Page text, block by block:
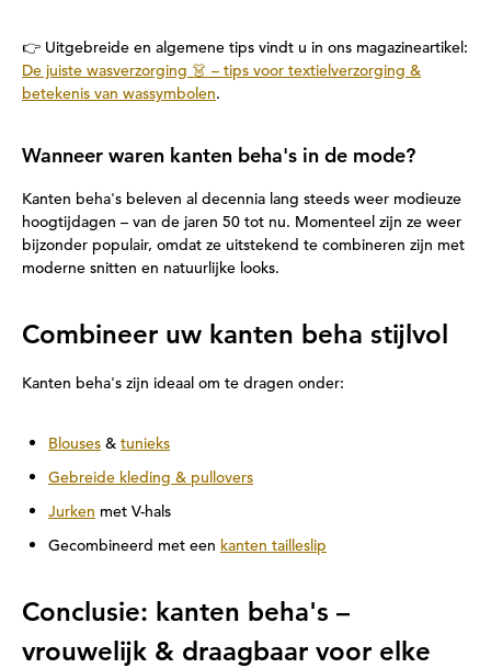
👉 Uitgebreide en algemene tips vindt u in ons magazineartikel:
De juiste wasverzorging 👗 – tips voor textielverzorging &
betekenis van wassymbolen.
Wanneer waren kanten beha's in de mode?
Kanten beha's beleven al decennia lang steeds weer modieuze
hoogtijdagen – van de jaren 50 tot nu. Momenteel zijn ze weer
bijzonder populair, omdat ze uitstekend te combineren zijn met
moderne snitten en natuurlijke looks.
Combineer uw kanten beha stijlvol
Kanten beha's zijn ideaal om te dragen onder:
Blouses & tunieks
Gebreide kleding & pullovers
Jurken met V-hals
Gecombineerd met een kanten tailleslip
Conclusie: kanten beha's –
vrouwelijk & draagbaar voor elke